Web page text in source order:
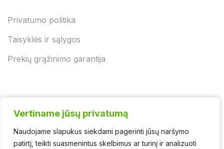
Vertiname jūsų privatumą
Naudojame slapukus siekdami pagerinti jūsų naršymo
patirtį, teikti suasmenintus skelbimus ar turinį ir analizuoti
Vertiname jūsų privatumą
Naudojame slapukus siekdami pagerinti jūsų naršymo
patirtį, teikti suasmenintus skelbimus ar turinį ir analizuoti
Privatumo politika
Taisyklės ir sąlygos
Prekių grąžinimo garantija
© 2025 - UAB "Jurgėnų biokuras" | Švaros asortimentas